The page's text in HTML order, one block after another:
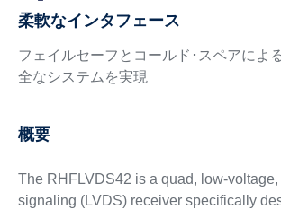
柔軟なインタフェース
フェイルセーフとコールド･スペアによ
全なシステムを実現
概要
The RHFLVDS42 is a quad, low-voltage,
signaling (LVDS) receiver specifically